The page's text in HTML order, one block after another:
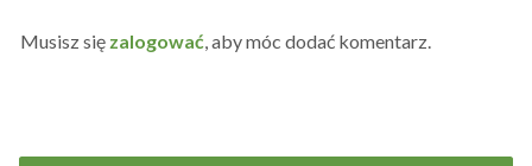
Musisz się zalogować , aby móc dodać komentarz.